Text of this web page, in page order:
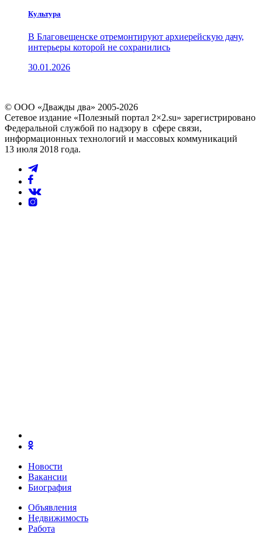
Культура
В Благовещенске отремонтируют архиерейскую дачу,
интерьеры которой не сохранились
30.01.2026
© ООО «Дважды два» 2005-2026
Сетевое издание «Полезный портал 2×2.su» зарегистрировано
Федеральной службой по надзору в сфере связи,
информационных технологий и массовых коммуникаций
13 июля 2018 года.
Новости
Вакансии
Биография
Объявления
Недвижимость
Работа